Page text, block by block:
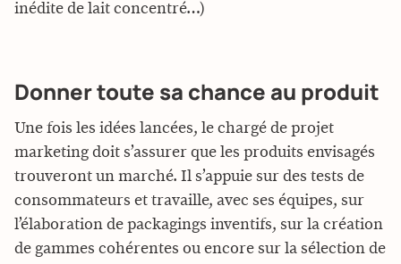
inédite de lait concentré…)
Donner toute sa chance au produit
Une fois les idées lancées, le chargé de projet
marketing doit s’assurer que les produits envisagés
trouveront un marché. Il s’appuie sur des tests de
consommateurs et travaille, avec ses équipes, sur
l’élaboration de packagings inventifs, sur la création
de gammes cohérentes ou encore sur la sélection de